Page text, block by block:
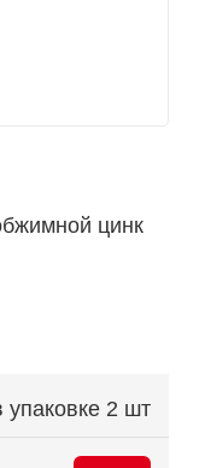
цинк
упаковке 2 шт